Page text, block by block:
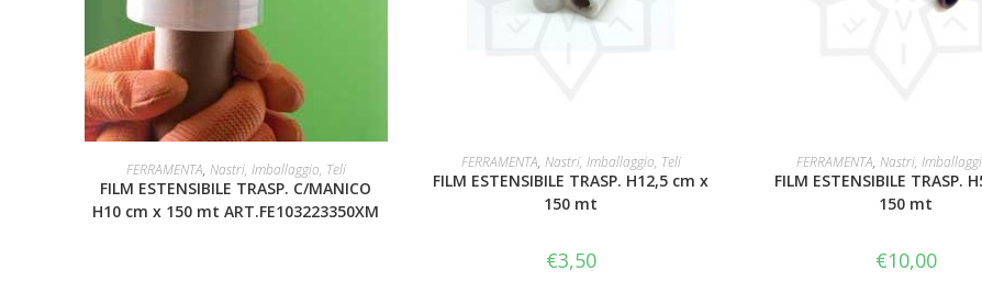
LEGGI TUTTO
FERRAMENTA, Nastri, Imballaggio, Teli
FILM ESTENSIBILE TRASP. C/MANICO
H10 cm x 150 mt ART.FE103223350XM
LEGGI TUTTO
FERRAMENTA, Nastri, Imballaggio, Teli
FILM ESTENSIBILE TRASP. H12,5 cm x
150 mt
€3,50
LEGGI TUTTO
FERRAMENTA, Nastri,
FILM ESTENSIBILE TRASP.
150 mt
€10,00